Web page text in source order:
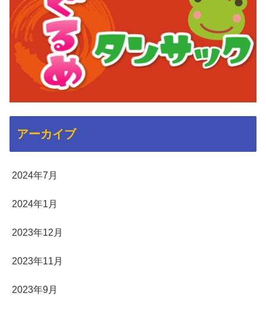
アーカイブ
2024年7月
2024年1月
2023年12月
2023年11月
2023年9月